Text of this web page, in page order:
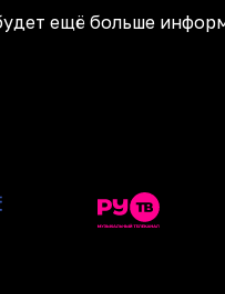
ещё больше